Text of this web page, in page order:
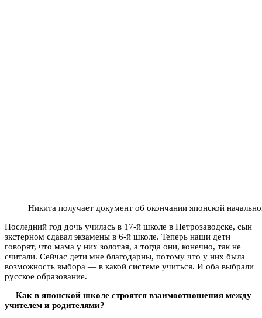
Никита получает документ об окончании японской
Последний год дочь училась в 17-й школе в Петрозаводске, сын
экстерном сдавал экзамены в 6-й школе. Теперь наши дети
говорят, что мама у них золотая, а тогда они, конечно, так не
считали. Сейчас дети мне благодарны, потому что у них была
возможность выбора — в какой системе учиться. И оба выбрали
русское образование.
— Как в японской школе строятся взаимоотношения между
учителем и родителями?